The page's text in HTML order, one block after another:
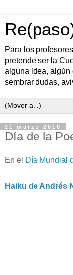
Para los
pretende ser la
alguna idea, algún
sembrar dudas,
21 marzo 2010
Día de la
En el Día Mundial
Haiku de Andrés